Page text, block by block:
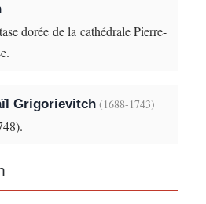
dorée de la cathédrale Pierre-
Grigorievitch (1688-1743)